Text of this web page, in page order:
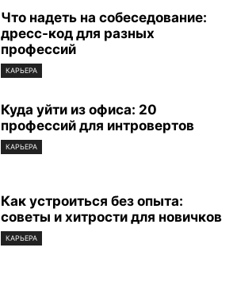
Что надеть на собеседование:
дресс-код для разных
профессий
КАРЬЕРА
Куда уйти из офиса: 20
профессий для интровертов
КАРЬЕРА
Как устроиться без опыта:
советы и хитрости для новичков
КАРЬЕРА